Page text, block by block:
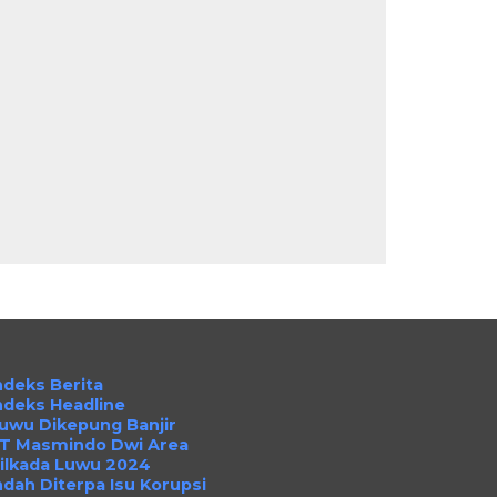
Berita
Headline
Dikepung Banjir
Masmindo Dwi Area
Luwu 2024
Diterpa Isu Korupsi